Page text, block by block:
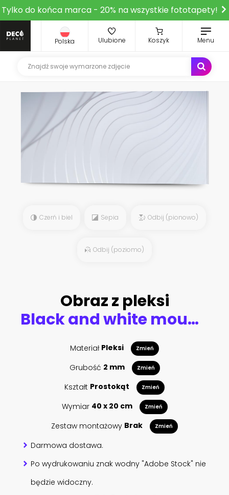
Tylko do końca marca - 20% na wszystkie fototapety!
Polska Ulubione Koszyk Menu
Czerń i biel Sepia Odbij (pionowo)
Odbij (poziomo)
Obraz z pleksi
Black and white mountain panorama in clouds
Materiał Pleksi Zmień
Grubość 2 mm Zmień
Kształt Prostokąt Zmień
Wymiar 40 x 20 cm Zmień
Zestaw montażowy Brak Zmień
Darmowa dostawa.
Po wydrukowaniu znak wodny "Adobe Stock" nie
będzie widoczny.